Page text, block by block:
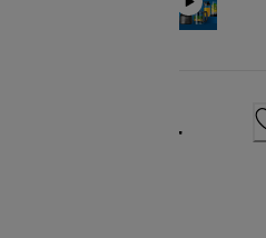
- Blender